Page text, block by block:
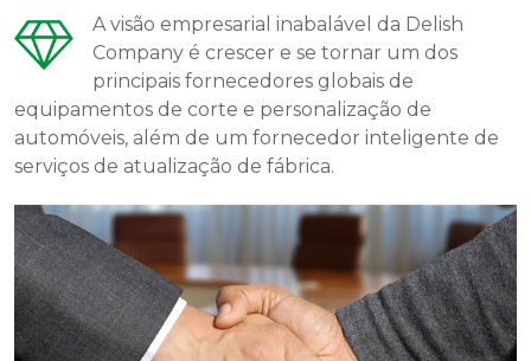
A visão empresarial inabalável da Delish
Company é crescer e se tornar um dos
principais fornecedores globais de
equipamentos de corte e personalização de
automóveis, além de um fornecedor inteligente de
serviços de atualização de fábrica.